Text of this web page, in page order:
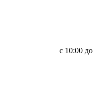
с 10:00 до